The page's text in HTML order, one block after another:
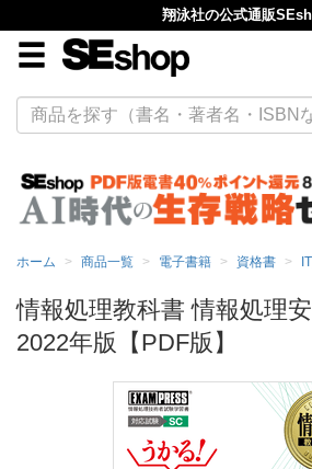
翔泳社の公式通販
ホーム 商品一覧 電子書籍 資格書
情報処理教科書 情報処理
2022年版【PDF版】